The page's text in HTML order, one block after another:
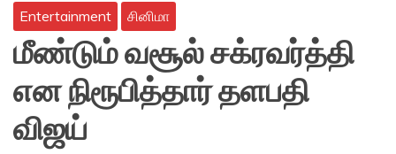
Entertainment சினிமா
மீண்டும் வசூல் சக்ரவர்த்தி
என நிரூபித்தார் தளபதி
விஜய்